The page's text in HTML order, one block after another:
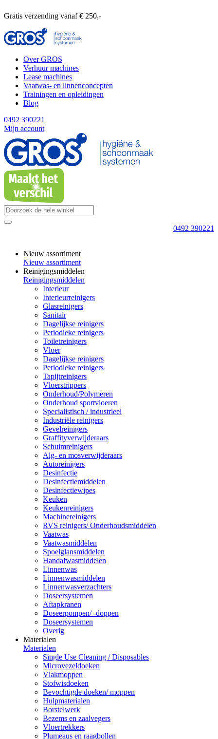
Gratis verzending vanaf € 250,-
Over GROS
Verhuur machines
Lease machines
Vaatwas- en linnenconcepten
Trainingen en opleidingen
Blog
0492 390221
Mijn account
0492 390221
Nieuw assortiment
Nieuw assortiment
Reinigingsmiddelen
Reinigingsmiddelen
Interieur
Interieurreinigers
Glasreinigers
Sanitair
Dagelijkse reinigers
Periodieke reinigers
Toiletreinigers
Vloer
Dagelijkse reinigers
Periodieke reinigers
Tapijtreinigers
Vloerstrippers
Onderhoud/Polymeren
Onderhoud sportvloeren
Specialistisch / industrieel
Industriële reinigers
Gevelreinigers
Graffityverwijderaars
Schuimreinigers
Alg- en mosverwijderaars
Autoreinigers
Desinfectie
Desinfectiemiddelen
Desinfectiewipes
Keuken
Keukenreinigers
Machinereinigers
RVS reinigers/ Onderhoudsmiddelen
Vaatwas
Vaatwasmiddelen
Spoelglansmiddelen
Handafwasmiddelen
Linnenwas
Linnenwasmiddelen
Linnenwasverzachters
Doseersystemen
Aftapkranen
Doseerpompen/ -doppen
Doseersystemen
Overig
Materialen
Materialen
Single Use Cleaning / Disposables
Microvezeldoeken
Vlakmoppen
Stofwisdoeken
Bevochtigde doeken/ moppen
Hulpmaterialen
Borstelwerk
Bezems en zaalvegers
Vloertrekkers
Plumeaus en raagbollen